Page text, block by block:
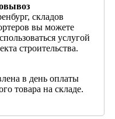
складов
вы можете
услугой
строительства.
в день оплаты
товара на складе.